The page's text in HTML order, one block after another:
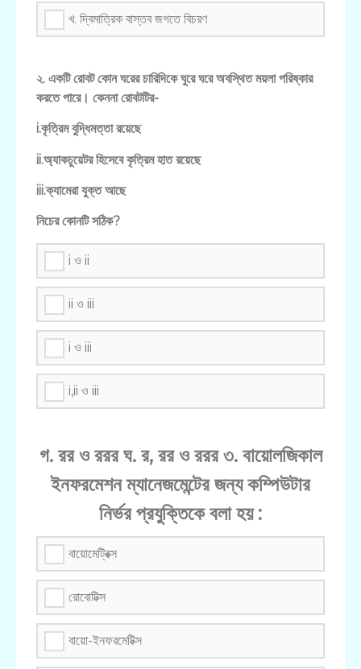
খ. দ্বিমাত্রিক বাস্তব জগতে বিচরণ
২. একটি রোবট কোন ঘরের চারিদিকে ঘুরে ঘরে অবস্থিত ময়লা পরিষ্কার
করতে পারে। কেননা রোবটটির-
i.কৃত্রিম বুদ্ধিমত্তা রয়েছে
ii.অ্যাকচুয়েটর হিসেবে কৃত্রিম হাত রয়েছে
iii.ক্যামেরা যুক্ত আছে
নিচের কোনটি সঠিক?
i ও ii
ii ও iii
i ও iii
i,ii ও iii
গ. রর ও ররর ঘ. র, রর ও ররর ৩. বায়োলজিকাল
ইনফরমেশন ম্যানেজমেন্টের জন্য কম্পিউটার
নির্ভর প্রযুক্তিকে বলা হয় :
বায়োমেট্রিক্স
রোবোটিক্স
বায়ো-ইনফরমেটিক্স